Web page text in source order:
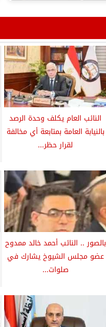
النائب العام يكلف وحدة الرصد
بالنيابة العامة بمتابعة أي مخالفة
لقرار حظر...
بالصور .. النائب أحمد خالد ممدوح
عضو مجلس الشيوخ يشارك في
صلوات...